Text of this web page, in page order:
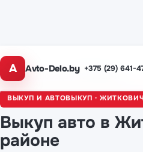
A Avto-Delo.by +375 (29) 641-
Главная / Житковичи
ВЫКУП И АВТОВЫКУП ·
Выкуп авто в
районе